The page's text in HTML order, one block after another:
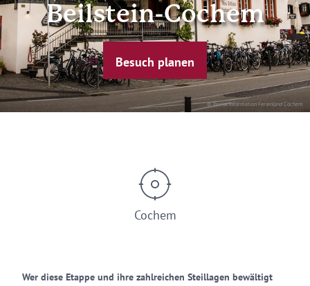
© Tourist Information Ferienland Cochem
Beilstein-Cochem
Besuch planen
Cochem
Wer diese Etappe und ihre zahlreichen Steillagen bewältigt